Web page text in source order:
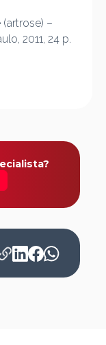
(artrose) –
2011, 24 p.